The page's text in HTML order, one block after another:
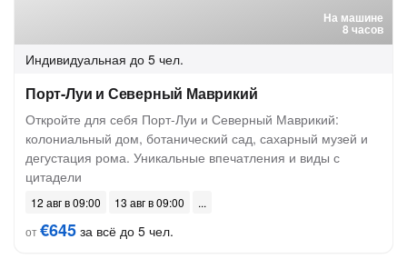
На машине
8 часов
Индивидуальная до 5 чел.
Порт-Луи и Северный Маврикий
Откройте для себя Порт-Луи и Северный Маврикий:
колониальный дом, ботанический сад, сахарный музей и
дегустация рома. Уникальные впечатления и виды с
цитадели
12 авг в 09:00
13 авг в 09:00
от€645 за всё до 5 чел.